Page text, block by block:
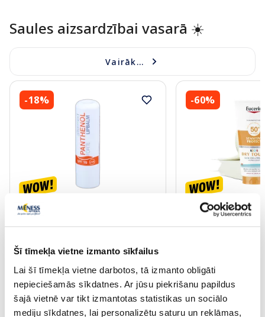
Šī tīmekļa vietne izmanto sīkfailus
Lai šī tīmekļa vietne darbotos, tā izmanto obligāti
nepieciešamās sīkdatnes. Ar jūsu piekrišanu papildus
šajā vietnē var tikt izmantotas statistikas un sociālo
mediju sīkdatnes, lai personalizētu saturu un reklāmas,
Saules aizsardzībai vasarā ☀️
Vairāk...
-18%
ALTERMED Panthenol Forte SPF
15 lūpu balzams, 1 gab.
Pirkt
30 dienu zemākā cena: 3.30 €
-60%
EUCERIN Kids Dry
krēms-gels, 200 ml
Standarta cena: 33.99 €